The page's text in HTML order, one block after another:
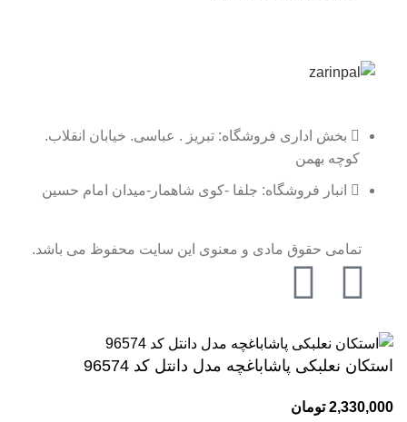
بخش اداری فروشگاه: تبریز . عباسی. خیابان انقلاب.
کوچه بهمن
انبار فروشگاه: جلفا -کوی شاهمار-میدان امام حسین
تمامی حقوق مادی و معنوی این سایت محفوظ می باشد.
استکان نعلبکی پاشاباغچه مدل دانتل کد 96574
2,330,000 تومان